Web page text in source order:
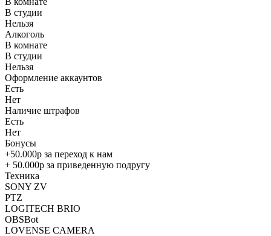
В студии
Нельзя
Алкоголь
В комнате
В студии
Нельзя
Оформление аккаунтов
Есть
Нет
Наличие штрафов
Есть
Нет
Бонусы
+50.000р за переход к нам
+ 50.000р за приведенную подругу
Техника
SONY ZV
PTZ
LOGITECH BRIO
OBSBot
LOVENSE CAMERA